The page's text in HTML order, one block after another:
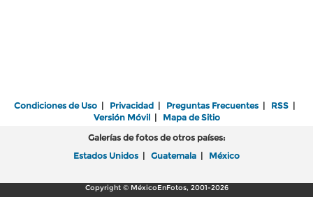
Condiciones de Uso | Privacidad | Preguntas Frecuentes | RSS |
Versión Móvil| Mapa de Sitio
Galerías de fotos de otros países:
Estados Unidos | Guatemala | México
Copyright © MéxicoEnFotos, 2001-2026